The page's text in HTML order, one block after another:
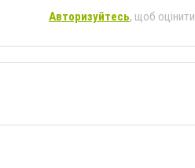
Авторизуйтесь, щоб оцінити